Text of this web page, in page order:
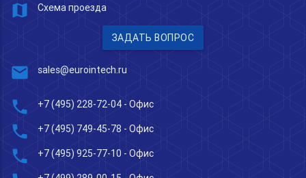
map Схема проезда
ЗАДАТЬ ВОПРОС
mail sales@eurointech.ru
phone +7 (495) 228-72-04 - Офис
phone +7 (495) 749-45-78 - Офис
phone +7 (495) 925-77-10 - Офис